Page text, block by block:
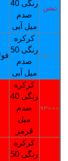
تماس
رنگی 40
صدم
میل آبی
95000
کرکره
رنگی
50
صدم
میل آبی
93000
کرکره
رنگی 40
صدم
میل
قرمز
کرکره
رنگی
50